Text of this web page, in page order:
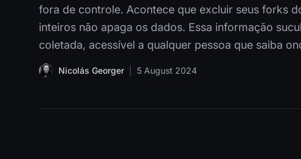
fora de controle. Acontece que excluir seus forks
inteiros não apaga os dados. Essa informação
coletada, acessível a qualquer pessoa que saiba
Nicolás Georger 5 August 2024